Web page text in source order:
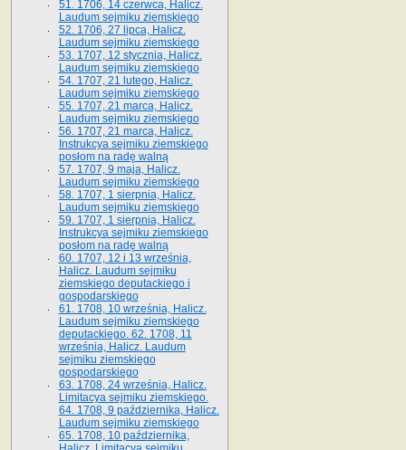
51. 1706, 14 czerwca, Halicz.
Laudum sejmiku ziemskiego
52. 1706, 27 lipca, Halicz.
Laudum sejmiku ziemskiego
53. 1707, 12 stycznia, Halicz.
Laudum sejmiku ziemskiego
54. 1707, 21 lutego, Halicz.
Laudum sejmiku ziemskiego
55. 1707, 21 marca, Halicz.
Laudum sejmiku ziemskiego
56. 1707, 21 marca, Halicz.
Instrukcya sejmiku ziemskiego
posłom na radę walną
57. 1707, 9 maja, Halicz.
Laudum sejmiku ziemskiego
58. 1707, 1 sierpnia, Halicz.
Laudum sejmiku ziemskiego
59. 1707, 1 sierpnia, Halicz.
Instrukcya sejmiku ziemskiego
posłom na radę walną
60. 1707, 12 i 13 września,
Halicz. Laudum sejmiku
ziemskiego deputackiego i
gospodarskiego
61. 1708, 10 września, Halicz.
Laudum sejmiku ziemskiego
deputackiego. 62. 1708, 11
września, Halicz. Laudum
sejmiku ziemskiego
gospodarskiego
63. 1708, 24 września, Halicz.
Limitacya sejmiku ziemskiego.
64. 1708, 9 października, Halicz.
Laudum sejmiku ziemskiego
65­. 1708, 10 października,